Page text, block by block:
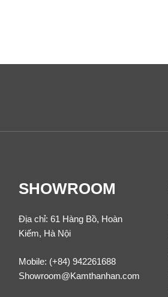
SHOWROOM
Địa chỉ: 61 Hàng Bồ, Hoàn
Kiếm, Hà Nội
Mobile: (+84) 942261688
Showroom@Kamthanhan.com